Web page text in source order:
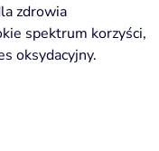
zdrowia
spektrum korzyści,
oksydacyjny.